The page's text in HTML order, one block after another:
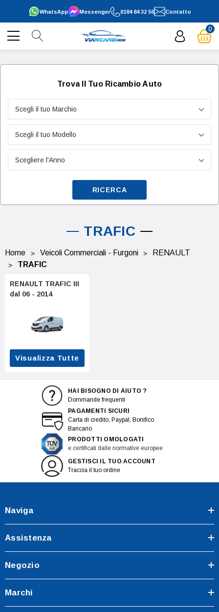
0184 84 32 56
WhatsApp Contatto
Messenger
0
Trova Il Tuo Ricambio Auto
RICERCA
TRAFIC
Home Veicoli Commerciali - Furgoni
RENAULT
TRAFIC
RENAULT TRAFIC III
dal 06 - 2014
Visualizza Tutte
HAI BISOGNO DI AIUTO ?
Dommande frequenti
PAGAMENTI SICURI
Carta di credito, Paypal, Bonifico
Bancario
PRODOTTI OMOLOGATI
e certificati dalle normative europee
GESTISCI IL TUO ACCOUNT
Traccia il tuo ordine
Naviga
Assistenza
Negozio
Marchi